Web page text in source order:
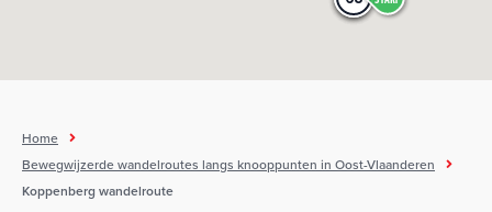
u
Home
Bewegwijzerde wandelroutes langs knooppunten in Oost-Vlaanderen
Koppenberg wandelroute